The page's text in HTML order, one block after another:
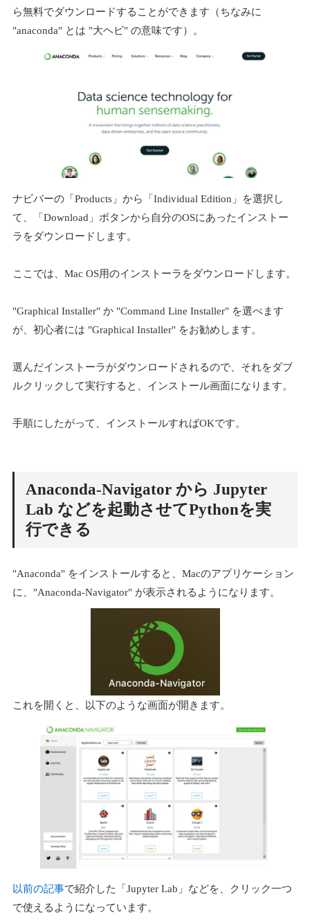
ら無料でダウンロードすることができます（ちなみに
"anaconda" とは "大ヘビ" の意味です）。
ナビバーの「Products」から「Individual Edition」を選択し
て、「Download」ボタンから自分のOSにあったインストー
ラをダウンロードします。
ここでは、Mac OS用のインストーラをダウンロードします。
"Graphical Installer" か "Command Line Installer" を選べます
が、初心者には "Graphical Installer" をお勧めします。
選んだインストーラがダウンロードされるので、それをダブ
ルクリックして実行すると、インストール画面になります。
手順にしたがって、インストールすればOKです。
Anaconda-Navigator から Jupyter
Lab などを起動させてPythonを実
行できる
"Anaconda" をインストールすると、Macのアプリケーション
に、"Anaconda-Navigator" が表示されるようになります。
これを開くと、以下のような画面が開きます。
以前の記事で紹介した「Jupyter Lab」などを、クリック一つ
で使えるようになっています。